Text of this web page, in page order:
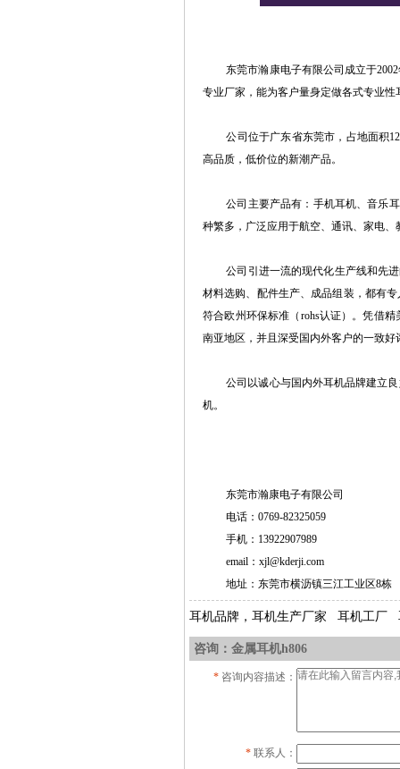
东莞市瀚康电子有限公司 成立于
专业厂家，能为客户量身定做各式专业性
公司位于广东省东莞市，占地面积
高品质，低价位的新潮产品。
公司主要产品有：手机耳机、音乐耳
种繁多，广泛应用于航空、通讯、家电、
公司引进一流的现代化生产线和先进
材料选购、配件生产、成品组装，都有
符合欧州环保标准（rohs认证）。凭借
南亚地区，并且深受国内外客户的一致好
公司以诚心与国内外耳机品牌建立良
机。
东莞市瀚康电子有限公司
电话：0769-82325059
手机： 13922907989
email： xjl@kderji.com
地址：东莞市横沥镇三江工业区8栋
耳机品牌，耳机生产厂家 耳机工厂
咨询：金属耳机h806
* 咨询内容描述：
* 联系人：